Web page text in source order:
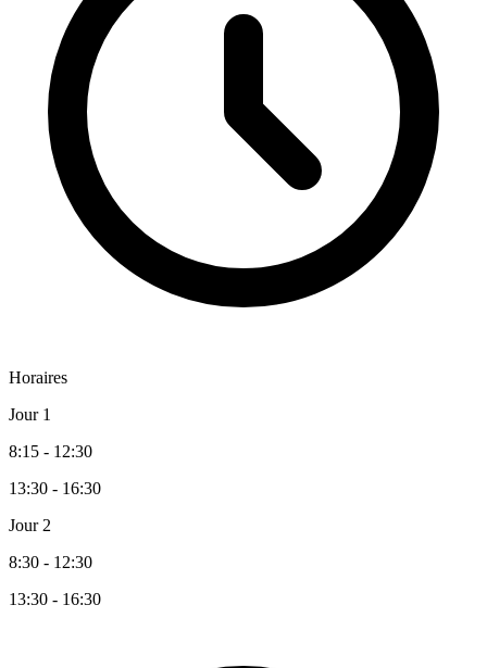
Horaires
Jour 1
8:15 - 12:30
13:30 - 16:30
Jour 2
8:30 - 12:30
13:30 - 16:30